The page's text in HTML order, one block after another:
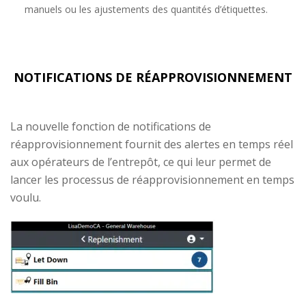
manuels ou les ajustements des quantités d’étiquettes.
NOTIFICATIONS DE RÉAPPROVISIONNEMENT
La nouvelle fonction de notifications de
réapprovisionnement fournit des alertes en temps réel
aux opérateurs de l’entrepôt, ce qui leur permet de
lancer les processus de réapprovisionnement en temps
voulu.